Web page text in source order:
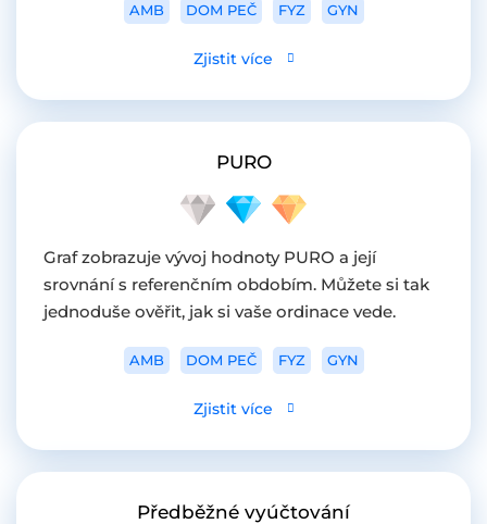
AMB DOM PEČ FYZ GYN
Zjistit více
PURO
Graf zobrazuje vývoj hodnoty PURO a její
srovnání s referenčním obdobím. Můžete si tak
jednoduše ověřit, jak si vaše ordinace vede.
AMB DOM PEČ FYZ GYN
Zjistit více
Předběžné vyúčtování